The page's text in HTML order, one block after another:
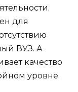
для
ВУЗ. А
качество
уровне.